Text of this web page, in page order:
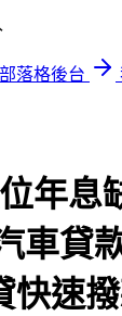
落格後台
年息
車貸
快速